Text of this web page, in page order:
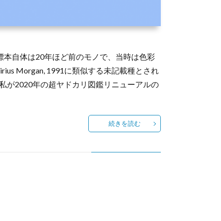
本自体は20年ほど前のモノで、当時は色彩
Morgan, 1991に類似する未記載種とされ
が2020年の超ヤドカリ図鑑リニューアルの
続きを読む